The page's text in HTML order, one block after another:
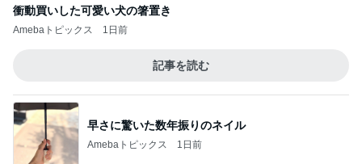
衝動買いした可愛い犬の箸置き
Amebaトピックス 1日前
記事を読む
早さに驚いた数年振りのネイル
Amebaトピックス 1日前